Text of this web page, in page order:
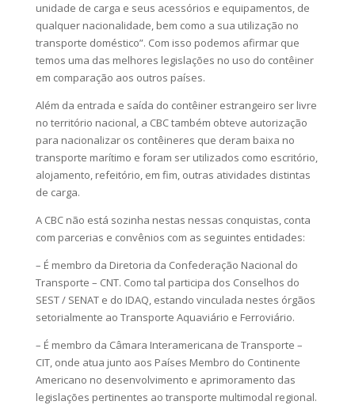
unidade de carga e seus acessórios e equipamentos, de
qualquer nacionalidade, bem como a sua utilização no
transporte doméstico”. Com isso podemos afirmar que
temos uma das melhores legislações no uso do contêiner
em comparação aos outros países.
Além da entrada e saída do contêiner estrangeiro ser livre
no território nacional, a CBC também obteve autorização
para nacionalizar os contêineres que deram baixa no
transporte marítimo e foram ser utilizados como escritório,
alojamento, refeitório, em fim, outras atividades distintas
de carga.
A CBC não está sozinha nestas nessas conquistas, conta
com parcerias e convênios com as seguintes entidades:
– É membro da Diretoria da Confederação Nacional do
Transporte – CNT. Como tal participa dos Conselhos do
SEST / SENAT e do IDAQ, estando vinculada nestes órgãos
setorialmente ao Transporte Aquaviário e Ferroviário.
– É membro da Câmara Interamericana de Transporte –
CIT, onde atua junto aos Países Membro do Continente
Americano no desenvolvimento e aprimoramento das
legislações pertinentes ao transporte multimodal regional.